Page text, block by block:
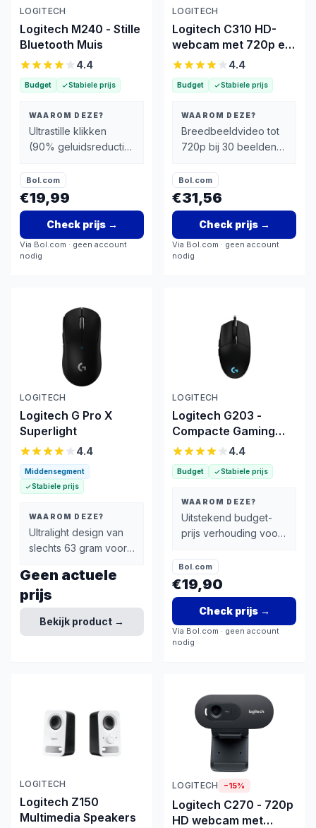
LOGITECH
Logitech M240 - Stille
Bluetooth Muis
4.4
Budget Stabiele prijs
WAAROM DEZE?
Ultrastille klikken
(90% geluidsreductie)
gedeelde werkruimtes
Bol.com
€19,99
Check prijs→
Via Bol.com · geen account
nodig
LOGITECH
Logitech C310 HD-
webcam met 720p en
vaste focus4.4
Budget Stabiele prijs
WAAROM DEZE?
Breedbeeldvideo tot
720p bij 30 beelden
Bol.com
€31,56
Check prijs→
Via Bol.com · geen account
nodig
LOGITECH
Logitech G Pro X
Superlight
4.4
Middensegment
Stabiele prijs
WAAROM DEZE?
Ultralight design van
slechts 63 gram voor
vermoeidheid bij
lange sessies
Geen actuele
prijs
Bekijk product →
LOGITECH
Logitech G203 -
Compacte Gaming
Muis
4.4
Budget Stabiele prijs
WAAROM DEZE?
Uitstekend budget-
prijs verhouding voor
Bol.com
€19,90
Check prijs→
Via Bol.com · geen account
nodig
LOGITECH
Logitech Z150
Multimedia Speakers
LOGITECH −15%
Logitech C270 - 720p
HD webcam met